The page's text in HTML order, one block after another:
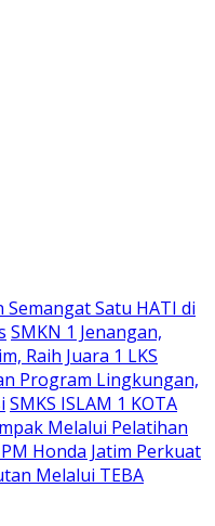
Satu HATI di
SMKN 1 Jenangan,
Raih Juara 1 LKS
Program Lingkungan,
SMKS ISLAM 1 KOTA
Melalui Pelatihan
Honda Jatim Perkuat
Melalui TEBA